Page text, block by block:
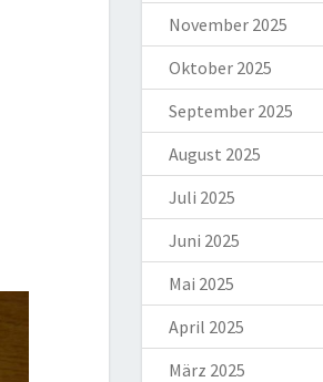
November 2025
Oktober 2025
September 2025
August 2025
Juli 2025
Juni 2025
Mai 2025
April 2025
März 2025